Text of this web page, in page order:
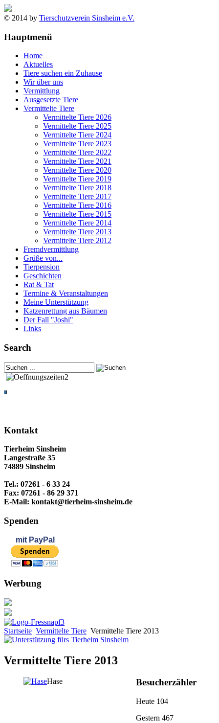
© 2014 by Tierschutzverein Sinsheim e.V.
Hauptmenü
Home
Aktuelles
Tiere suchen ein Zuhause
Wir über uns
Vermittlung
Ausgesetzte Tiere
Vermittelte Tiere
Vermittelte Tiere 2026
Vermittelte Tiere 2025
Vermittelte Tiere 2024
Vermittelte Tiere 2023
Vermittelte Tiere 2022
Vermittelte Tiere 2021
Vermittelte Tiere 2020
Vermittelte Tiere 2019
Vermittelte Tiere 2018
Vermittelte Tiere 2017
Vermittelte Tiere 2016
Vermittelte Tiere 2015
Vermittelte Tiere 2014
Vermittelte Tiere 2013
Vermittelte Tiere 2012
Fremdvermittlung
Grüße von...
Tierpension
Geschichten
Rat & Tat
Termine & Veranstaltungen
Meine Unterstützung
Katzenrettung aus Bäumen
Der Fall "Joshi"
Links
Search
Kontakt
Tierheim Sinsheim
Langestraße 35
74889 Sinsheim
Tel.: 07261 - 6 33 24
Fax: 07261 - 86 29 371
E-Mail: kontakt@tierheim-sinsheim.de
Spenden
mit PayPal
Werbung
Startseite Vermittelte Tiere Vermittelte Tiere 2013
Vermittelte Tiere 2013
Hase Besucherzähler
Heute 104
Gestern 467